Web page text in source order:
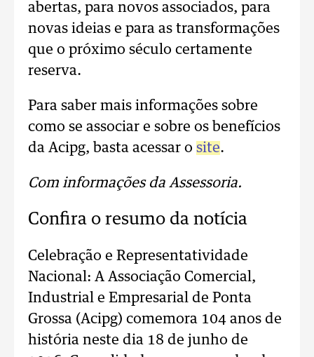
abertas, para novos associados, para
novas ideias e para as transformações
que o próximo século certamente
reserva.
Para saber mais informações sobre
como se associar e sobre os benefícios
da Acipg, basta acessar o site.
Com informações da Assessoria.
Confira o resumo da notícia
Celebração e Representatividade
Nacional: A Associação Comercial,
Industrial e Empresarial de Ponta
Grossa (Acipg) comemora 104 anos de
história neste dia 18 de junho de